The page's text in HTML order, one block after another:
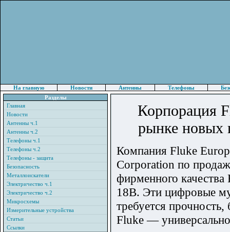
На главную Новости Антенны Телефоны
Разделы
Главная
Новости
Антенны ч.1
Антенны ч.2
Телефоны ч.1
Телефоны ч.2
Телефоны - защита
Безопасность
Металлоискатели
Электричество ч.1
Электричество ч.2
Микросхемы
Измерительные устройства
Статьи
Ссылки
Корпорация
рынке новых
Компания Fluke
Corporation по
фирменного
18В. Эти цифровые
требуется
Fluke —